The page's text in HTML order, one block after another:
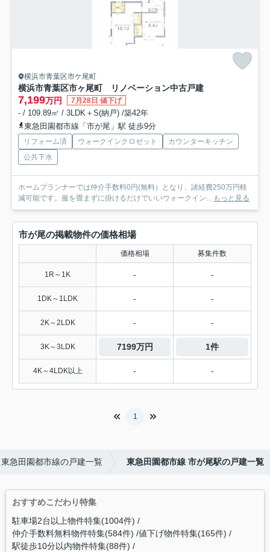
横浜市青葉区市ケ尾町
横浜市青葉区市ヶ尾町 リノベーション中古戸建
7,199万円 7月28日 値下げ
- / 109.89㎡ / 3LDK＋S(納戸) /築42年
東急田園都市線「市が尾」駅 徒歩9分
リフォーム済 ウォークインクロゼット
カウンターキッチン
公共下水
ホームプランナーでは仲介手数料0円(無料）となり、諸経費250万円軽
減可能です。服を畳まずに掛けるだけでいいウォークイン... もっと見る
市が尾の掲載物件の価格相場
価格相場 募集件数
1R～1K - -
1DK～1LDK - -
2K～2LDK - -
3K～3LDK 7199万円 1件
4K～4LDK以上 - -
1
東急田園都市線の戸建一覧 東急田園都市線 市が尾駅の戸建一覧
おすすめこだわり特集
駐車場2台以上物件特集(1004件)
仲介手数料無料物件特集(584件) 値下げ物件特集(165件)
駅徒歩10分以内物件特集(88件)